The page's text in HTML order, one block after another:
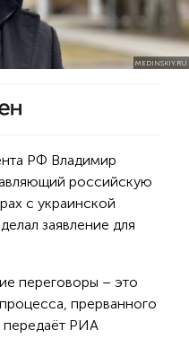
MEDINSKIY.RU
РФ Владимир
российскую
с украинской
заявление для
переговоры – это
прерванного
передаёт РИА